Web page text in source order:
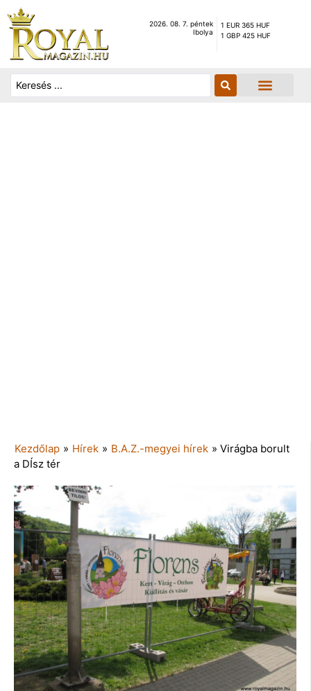
2026. 08. 7. péntek
Ibolya
1 EUR 365 HUF
1 GBP 425 HUF
Kezdőlap » Hírek » B.A.Z.-megyei hírek » Virágba borult
a DÍsz tér